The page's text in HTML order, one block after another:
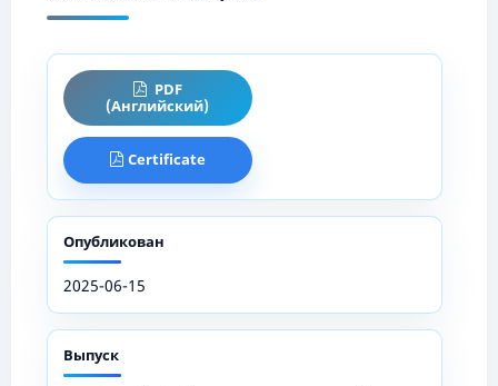
PDF
(Английский)
Certificate
Опубликован
2025-06-15
Выпуск